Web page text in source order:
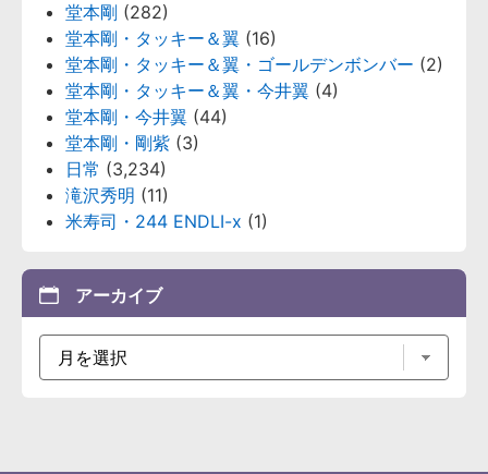
堂本剛 (282)
堂本剛・タッキー＆翼 (16)
堂本剛・タッキー＆翼・ゴールデンボンバー (2)
堂本剛・タッキー＆翼・今井翼 (4)
堂本剛・今井翼 (44)
堂本剛・剛紫 (3)
日常 (3,234)
滝沢秀明 (11)
米寿司・244 ENDLI-x (1)
アーカイブ